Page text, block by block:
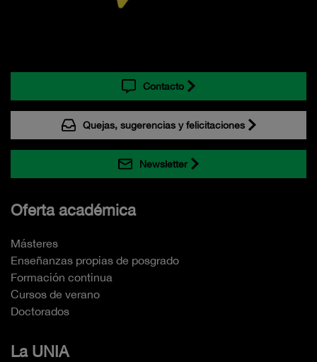
Contacto
Quejas, sugerencias y felicitaciones
Newsletter
Oferta académica
Másteres
Enseñanzas propias de posgrado
Formación continua
Cursos de verano
Doctorados
La UNIA